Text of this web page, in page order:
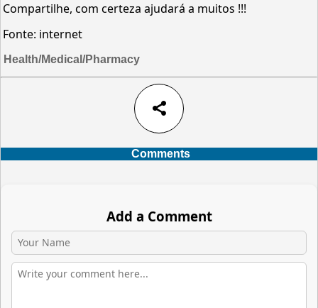
Compartilhe, com certeza ajudará a muitos !!!
Fonte: internet
Health/Medical/Pharmacy
share
Comments
Add a Comment